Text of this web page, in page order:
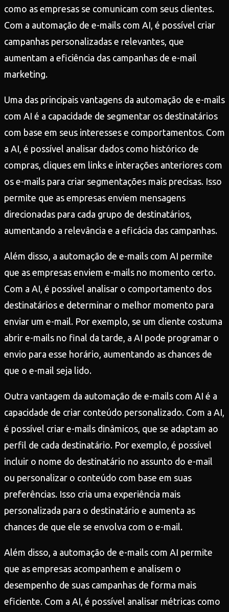
como as empresas se comunicam com seus clientes.
Com a automação de e-mails com AI, é possível criar
campanhas personalizadas e relevantes, que
aumentam a eficiência das campanhas de e-mail
marketing.
Uma das principais vantagens da automação de e-mails
com AI é a capacidade de segmentar os destinatários
com base em seus interesses e comportamentos. Com
a AI, é possível analisar dados como histórico de
compras, cliques em links e interações anteriores com
os e-mails para criar segmentações mais precisas. Isso
permite que as empresas enviem mensagens
direcionadas para cada grupo de destinatários,
aumentando a relevância e a eficácia das campanhas.
Além disso, a automação de e-mails com AI permite
que as empresas enviem e-mails no momento certo.
Com a AI, é possível analisar o comportamento dos
destinatários e determinar o melhor momento para
enviar um e-mail. Por exemplo, se um cliente costuma
abrir e-mails no final da tarde, a AI pode programar o
envio para esse horário, aumentando as chances de
que o e-mail seja lido.
Outra vantagem da automação de e-mails com AI é a
capacidade de criar conteúdo personalizado. Com a AI,
é possível criar e-mails dinâmicos, que se adaptam ao
perfil de cada destinatário. Por exemplo, é possível
incluir o nome do destinatário no assunto do e-mail
ou personalizar o conteúdo com base em suas
preferências. Isso cria uma experiência mais
personalizada para o destinatário e aumenta as
chances de que ele se envolva com o e-mail.
Além disso, a automação de e-mails com AI permite
que as empresas acompanhem e analisem o
desempenho de suas campanhas de forma mais
eficiente. Com a AI, é possível analisar métricas como